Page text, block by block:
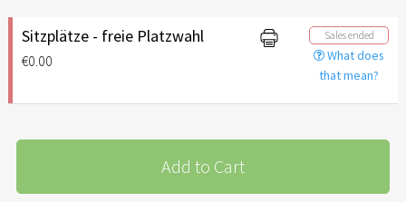
Sitzplätze - freie Platzwahl
€0.00
Sales ended
What does
that mean?
Add to Cart